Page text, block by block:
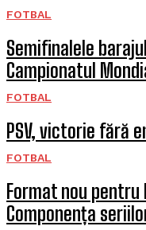
FOTBAL
Semifinalele
Campionatul
FOTBAL
PSV, victorie fără
FOTBAL
Format nou pentru
Componența